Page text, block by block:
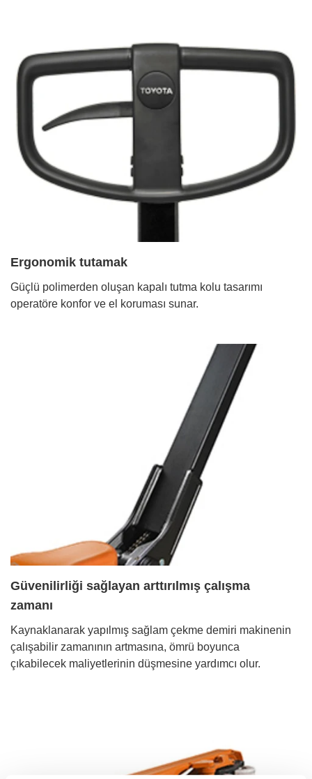
Ergonomik tutamak
Güçlü polimerden oluşan kapalı tutma kolu tasarımı
operatöre konfor ve el koruması sunar.
Güvenilirliği sağlayan arttırılmış çalışma
zamanı
Kaynaklanarak yapılmış sağlam çekme demiri makinenin
çalışabilir zamanının artmasına, ömrü boyunca
çıkabilecek maliyetlerinin düşmesine yardımcı olur.